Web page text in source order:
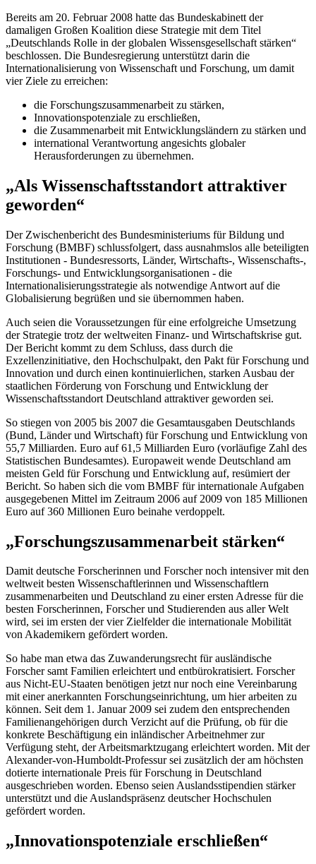
Bereits am 20. Februar 2008 hatte das Bundeskabinett der
damaligen Großen Koalition diese Strategie mit dem Titel
„Deutschlands Rolle in der globalen Wissensgesellschaft stärken“
beschlossen. Die Bundesregierung unterstützt darin die
Internationalisierung von Wissenschaft und Forschung, um damit
vier Ziele zu erreichen:
die Forschungszusammenarbeit zu stärken,
Innovationspotenziale zu erschließen,
die Zusammenarbeit mit Entwicklungsländern zu stärken und
international Verantwortung angesichts globaler
Herausforderungen zu übernehmen.
„Als Wissenschaftsstandort attraktiver
geworden“
Der Zwischenbericht des Bundesministeriums für Bildung und
Forschung (BMBF) schlussfolgert, dass ausnahmslos alle beteiligten
Institutionen - Bundesressorts, Länder, Wirtschafts-, Wissenschafts-,
Forschungs- und Entwicklungsorganisationen - die
Internationalisierungsstrategie als notwendige Antwort auf die
Globalisierung begrüßen und sie übernommen haben.
Auch seien die Voraussetzungen für eine erfolgreiche Umsetzung
der Strategie trotz der weltweiten Finanz- und Wirtschaftskrise gut.
Der Bericht kommt zu dem Schluss, dass durch die
Exzellenzinitiative, den Hochschulpakt, den Pakt für Forschung und
Innovation und durch einen kontinuierlichen, starken Ausbau der
staatlichen Förderung von Forschung und Entwicklung der
Wissenschaftsstandort Deutschland attraktiver geworden sei.
So stiegen von 2005 bis 2007 die Gesamtausgaben Deutschlands
(Bund, Länder und Wirtschaft) für Forschung und Entwicklung von
55,7 Milliarden. Euro auf 61,5 Milliarden Euro (vorläufige Zahl des
Statistischen Bundesamtes). Europaweit wende Deutschland am
meisten Geld für Forschung und Entwicklung auf, resümiert der
Bericht. So haben sich die vom BMBF für internationale Aufgaben
ausgegebenen Mittel im Zeitraum 2006 auf 2009 von 185 Millionen
Euro auf 360 Millionen Euro beinahe verdoppelt.
„Forschungszusammenarbeit stärken“
Damit deutsche Forscherinnen und Forscher noch intensiver mit den
weltweit besten Wissenschaftlerinnen und Wissenschaftlern
zusammenarbeiten und Deutschland zu einer ersten Adresse für die
besten Forscherinnen, Forscher und Studierenden aus aller Welt
wird, sei im ersten der vier Zielfelder die internationale Mobilität
von Akademikern gefördert worden.
So habe man etwa das Zuwanderungsrecht für ausländische
Forscher samt Familien erleichtert und entbürokratisiert. Forscher
aus Nicht-EU-Staaten benötigen jetzt nur noch eine Vereinbarung
mit einer anerkannten Forschungseinrichtung, um hier arbeiten zu
können. Seit dem 1. Januar 2009 sei zudem den entsprechenden
Familienangehörigen durch Verzicht auf die Prüfung, ob für die
konkrete Beschäftigung ein inländischer Arbeitnehmer zur
Verfügung steht, der Arbeitsmarktzugang erleichtert worden. Mit der
Alexander-von-Humboldt-Professur sei zusätzlich der am höchsten
dotierte internationale Preis für Forschung in Deutschland
ausgeschrieben worden. Ebenso seien Auslandsstipendien stärker
unterstützt und die Auslandspräsenz deutscher Hochschulen
gefördert worden.
„Innovationspotenziale erschließen“